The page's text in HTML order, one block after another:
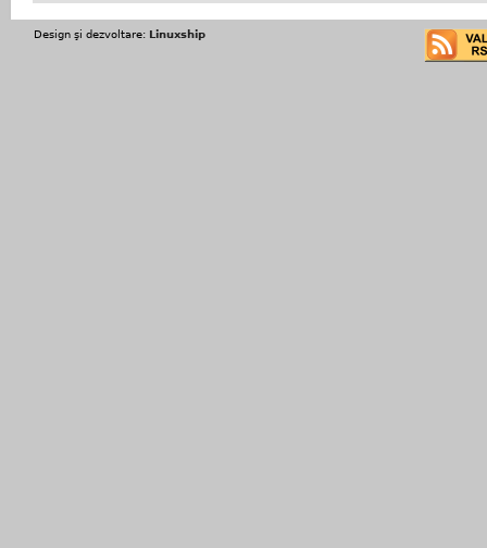
Design şi dezvoltare: Linuxship